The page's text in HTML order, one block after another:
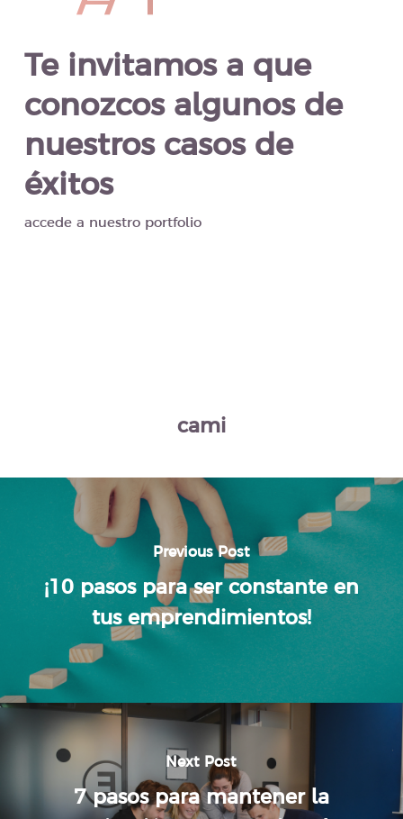
Te invitamos a que
conozcos algunos de
nuestros casos de
éxitos
accede a nuestro portfolio
cami
Previous Post
¡10 pasos para ser constante en
tus emprendimientos!
Next Post
7 pasos para mantener la